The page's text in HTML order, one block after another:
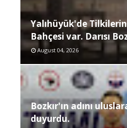
Yalıhüyük'de
Bahçesi var. Darısı
August 04, 2026
Bozkır'ın adını
duyurdu.